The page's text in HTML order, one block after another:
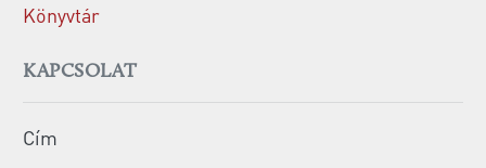
Könyvtár
KAPCSOLAT
Cím